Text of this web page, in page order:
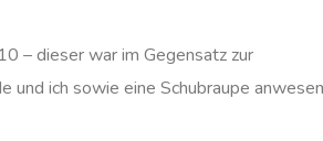
– dieser war im Gegensatz zur
und ich sowie eine Schubraupe